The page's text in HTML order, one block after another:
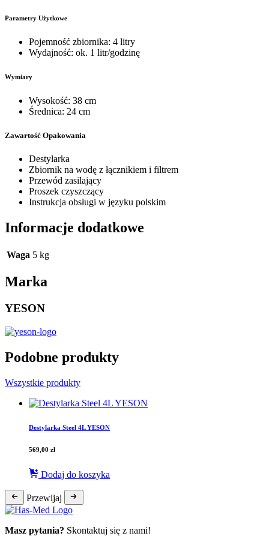
Parametry Użytkowe
Pojemność zbiornika: 4 litry
Wydajność: ok. 1 litr/godzinę
Wymiary
Wysokość: 38 cm
Średnica: 24 cm
Zawartość Opakowania
Destylarka
Zbiornik na wodę z łącznikiem i filtrem
Przewód zasilający
Proszek czyszczący
Instrukcja obsługi w języku polskim
Informacje dodatkowe
Waga 5 kg
Marka
YESON
Podobne produkty
Wszystkie produkty
Destylarka Steel 4L YESON
569,00 zł
Dodaj do koszyka
Przewijaj
Masz pytania? Skontaktuj się z nami!